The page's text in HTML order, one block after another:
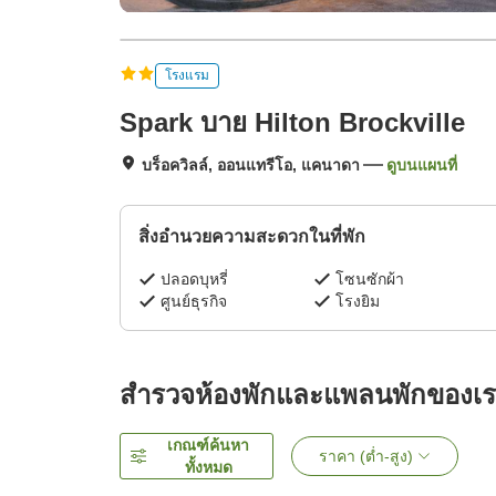
โรงแรม
Spark บาย Hilton Brockville
บร็อควิลล์, ออนแทรีโอ, แคนาดา ดูบนแผนที่
สิ่งอำนวยความสะดวกในที่พัก
ปลอดบุหรี่
โซนซักผ้า
ศูนย์ธุรกิจ
โรงยิม
สำรวจห้องพักและแพลนพักของเ
เกณฑ์ค้นหา
ทั้งหมด
ราคา (ต่ำ-สูง)